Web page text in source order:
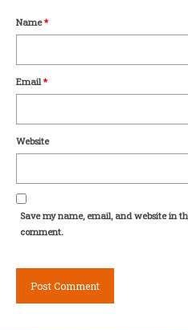
Name*
Email*
Website
Save my name, email, and website in
comment.